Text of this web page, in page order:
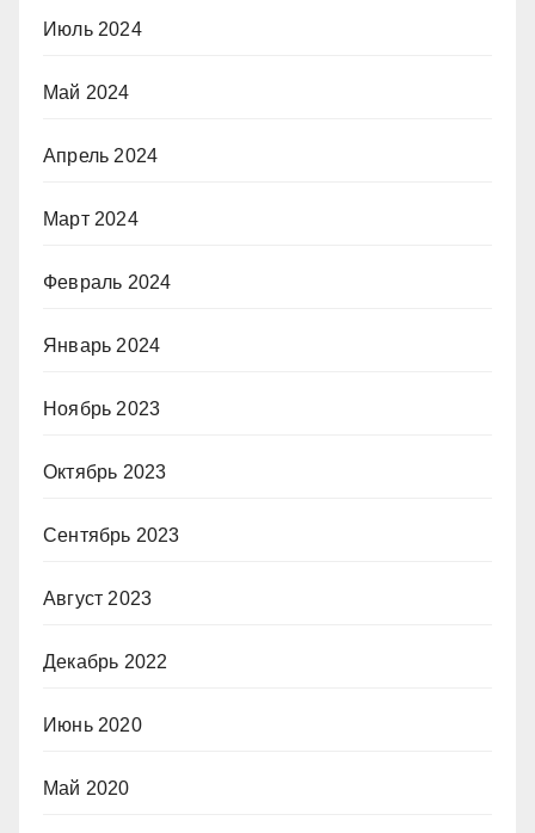
Июль 2024
Май 2024
Апрель 2024
Март 2024
Февраль 2024
Январь 2024
Ноябрь 2023
Октябрь 2023
Сентябрь 2023
Август 2023
Декабрь 2022
Июнь 2020
Май 2020